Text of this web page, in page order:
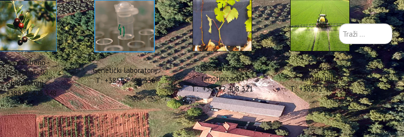
Prehrambeno -
biotehnološki
laboratorij
+38552 408 348
Genetički laboratorij
T: +38552 408 336
Laboratorij za
fenotipizaciju
T: +38552 408 321
Laboratorij za
zaštitu bilja
T: +38552 408 322
Traži
...